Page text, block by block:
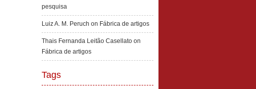
pesquisa
Luiz A. M. Peruch on Fábrica de artigos
Thais Fernanda Leitão Casellato on
Fábrica de artigos
Tags